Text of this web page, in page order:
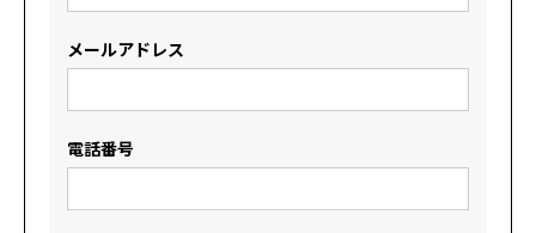
メールアドレス
電話番号